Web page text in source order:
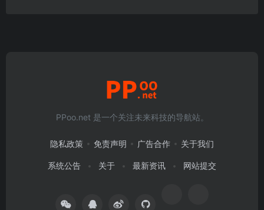
PPoo.net 是一个关注未来科技的导航站。
隐私政策 免责声明 广告合作 关于我们
系统公告 关于 最新资讯 网站提交